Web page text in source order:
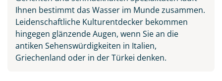
Ihnen bestimmt das Wasser im Munde zusammen.
Leidenschaftliche Kulturentdecker bekommen
hingegen glänzende Augen, wenn Sie an die
antiken Sehenswürdigkeiten in Italien,
Griechenland oder in der Türkei denken.